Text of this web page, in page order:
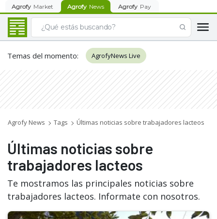
Agrofy Market Agrofy News Agrofy Pay
Temas del momento: AgrofyNews Live
Agrofy News Tags Últimas noticias sobre trabajadores lacteos
Últimas noticias sobre
trabajadores lacteos
Te mostramos las principales noticias sobre
trabajadores lacteos. Informate con nosotros.